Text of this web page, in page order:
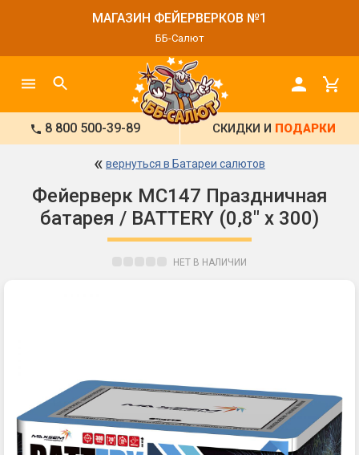
МАГАЗИН ФЕЙЕРВЕРКОВ №1
ББ-Салют
8 800 500-39-89 СКИДКИ И ПОДАРКИ
« вернуться в Батареи салютов
Фейерверк MC147 Праздничная
батарея / BATTERY (0,8" х 300)
НЕТ В НАЛИЧИИ